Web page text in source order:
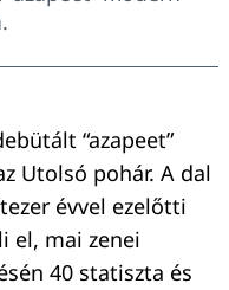
“azapeet”
Utolsó pohár. A dal
évvel ezelőtti
el, mai zenei
40 statiszta és